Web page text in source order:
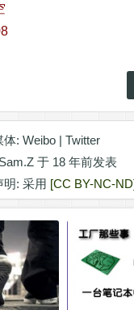
体: Weibo | Twitter
Sam.Z 于 18 年前发表
明: 采用 [CC BY-NC-